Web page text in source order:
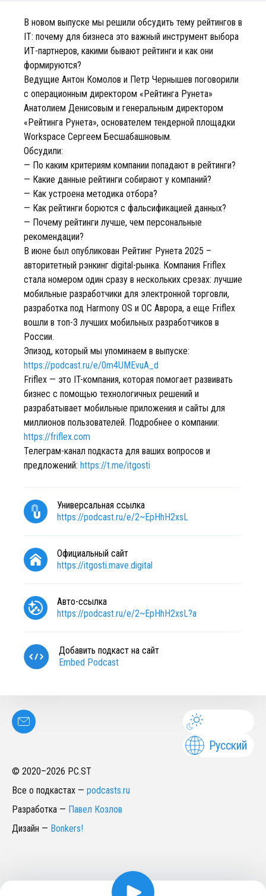
В новом выпуске мы решили обсудить тему рейтингов в
IT: почему для бизнеса это важный инструмент выбора
ИТ-партнеров, какими бывают рейтинги и как они
формируются?
Ведущие Антон Комолов и Петр Чернышев поговорили
с операционным директором «Рейтинга Рунета»
Анатолием Денисовым и генеральным директором
«Рейтинга Рунета», основателем тендерной площадки
Workspace Сергеем Бесшабашновым.
Обсудили:
— По каким критериям компании попадают в рейтинги?
— Какие данные рейтинги собирают у компаний?
— Как устроена методика отбора?
— Как рейтинги борются с фальсификацией данных?
— Почему рейтинги лучше, чем персональные
рекомендации?
В июне был опубликован Рейтинг Рунета 2025 –
авторитетный рэнкинг digital-рынка. Компания Friflex
стала номером один сразу в нескольких срезах: лучшие
мобильные разработчики для электронной торговли,
разработка под Harmony OS и ОС Аврора, а еще Friflex
вошли в топ-3 лучших мобильных разработчиков в
России.
Эпизод, который мы упоминаем в выпуске:
https://podcast.ru/e/0m4UMEvuA_d
Friflex — это IT-компания, которая помогает развивать
бизнес с помощью технологичных решений и
разрабатывает мобильные приложения и сайты для
миллионов пользователей. Подробнее о компании:
https://friflex.com
Телеграм-канал подкаста для ваших вопросов и
предложений: https://t.me/itgosti
Универсальная ссылка
https://podcast.ru/e/2~EpHhH2xsL
Официальный сайт
https://itgosti.mave.digital
Авто-ссылка
https://podcast.ru/e/2~EpHhH2xsL?a
Добавить подкаст на сайт
Embed Podcast
Русский
© 2020–2026 PC.ST
Все о подкастах — podcasts.ru
Разработка — Павел Козлов
Дизайн — Bonkers!